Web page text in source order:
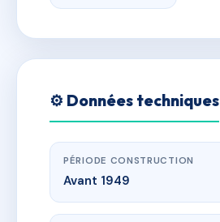
⚙️ Données techniques
PÉRIODE CONSTRUCTION
Avant 1949